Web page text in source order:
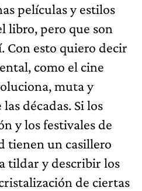
películas y estilos
libro, pero que son
Con esto quiero decir
como el cine
muta y
décadas. Si los
y los festivales de
tienen un casillero
tildar y describir los
de ciertas